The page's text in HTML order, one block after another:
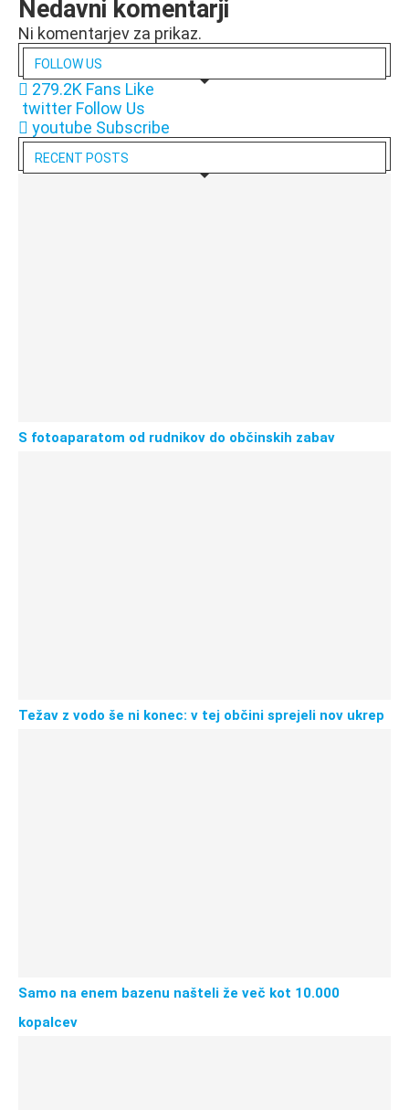
Nedavni komentarji
Ni komentarjev za prikaz.
FOLLOW US
279.2K Fans Like
twitter Follow Us
youtube Subscribe
RECENT POSTS
S fotoaparatom od rudnikov do občinskih zabav
Težav z vodo še ni konec: v tej občini sprejeli nov ukrep
Samo na enem bazenu našteli že več kot 10.000
kopalcev